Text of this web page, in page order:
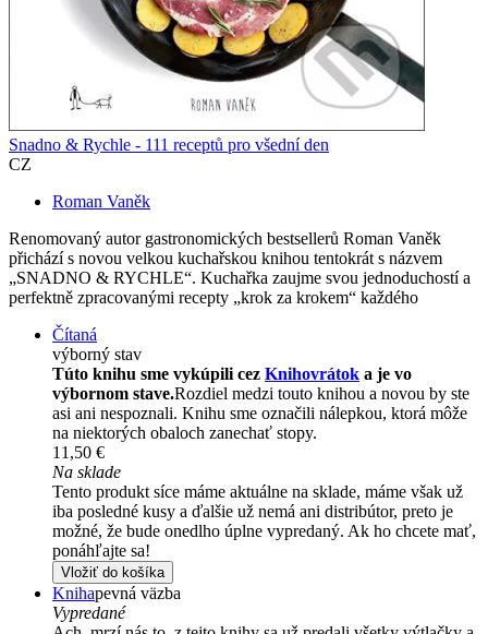
Snadno & Rychle - 111 receptů pro všední den
CZ
Roman Vaněk
Renomovaný autor gastronomických bestsellerů Roman Vaněk
přichází s novou velkou kuchařskou knihou tentokrát s názvem
„SNADNO & RYCHLE“. Kuchařka zaujme svou jednoduchostí a
perfektně zpracovanými recepty „krok za krokem“ každého
Čítaná
výborný stav
Túto knihu sme vykúpili cez Knihovrátok a je vo
výbornom stave.Rozdiel medzi touto knihou a novou by ste
asi ani nespoznali. Knihu sme označili nálepkou, ktorá môže
na niektorých obaloch zanechať stopy.
11,50 €
Na sklade
Tento produkt síce máme aktuálne na sklade, máme však už
iba posledné kusy a ďalšie už nemá ani distribútor, preto je
možné, že bude onedlho úplne vypredaný. Ak ho chcete mať,
ponáhľajte sa!
Vložiť do košíka
Knihapevná väzba
Vypredané